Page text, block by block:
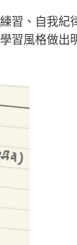
習、自我紀
習風格做出